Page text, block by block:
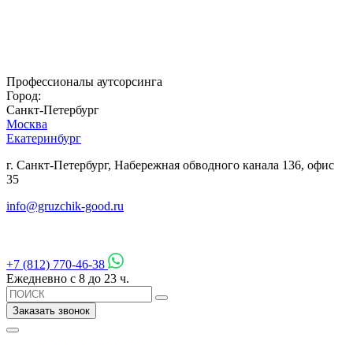
Профессионалы аутсорсинга
Город:
Санкт-Петербург
Москва
Екатеринбург
г. Санкт-Петербург, Набережная обводного канала 136, офис
35
info@gruzchik-good.ru
+7 (812) 770-46-38
Ежедневно с 8 до 23 ч.
Заказать звонок